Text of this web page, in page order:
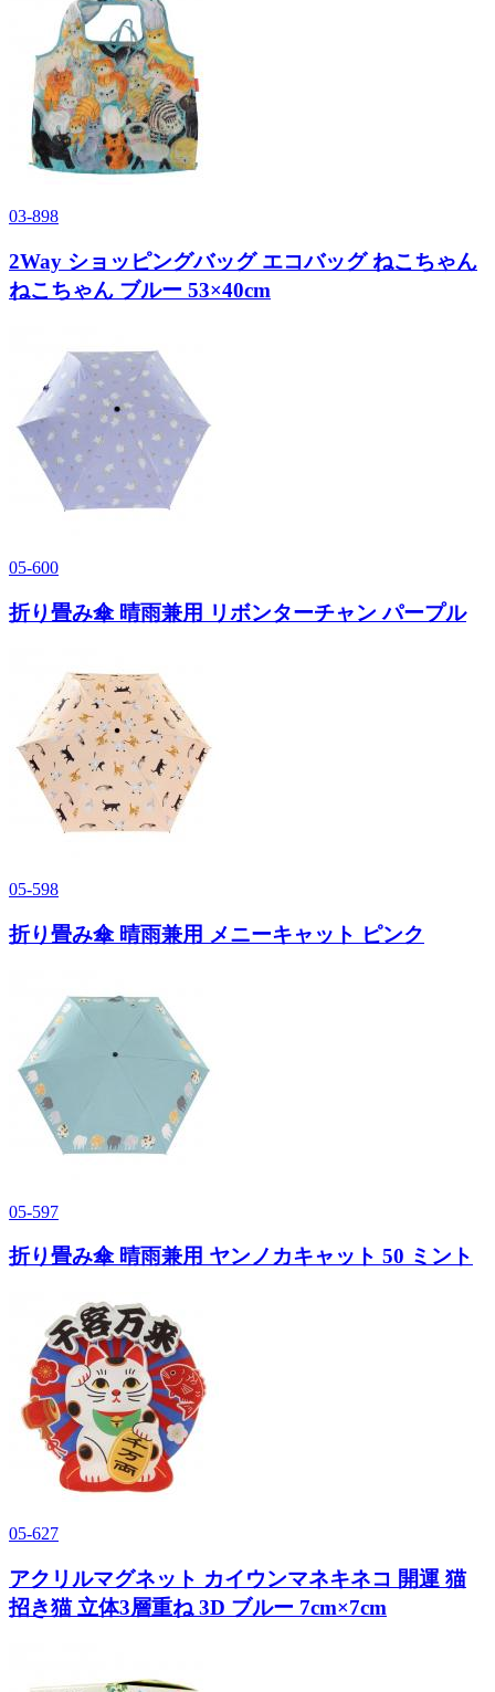
03-898
2Way ショッピングバッグ エコバッグ ねこちゃん
ねこちゃん ブルー 53×40cm
05-600
折り畳み傘 晴雨兼用 リボンターチャン パープル
05-598
折り畳み傘 晴雨兼用 メニーキャット ピンク
05-597
折り畳み傘 晴雨兼用 ヤンノカキャット 50 ミント
05-627
アクリルマグネット カイウンマネキネコ 開運 猫
招き猫 立体3層重ね 3D ブルー 7cm×7cm